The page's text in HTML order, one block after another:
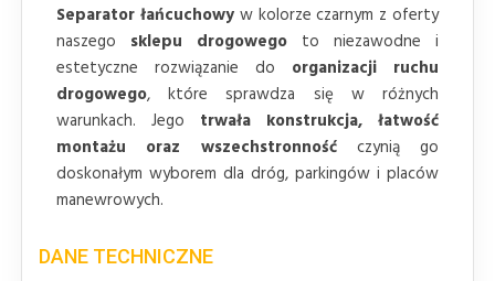
Separator łańcuchowyw kolorze czarnym z oferty
naszego sklepu drogowego to niezawodne i
estetyczne rozwiązanie do organizacji ruchu
drogowego, które sprawdza się w różnych
warunkach. Jego trwała konstrukcja, łatwość
montażu oraz wszechstronnośćczynią go
doskonałym wyborem dla dróg, parkingów i placów
manewrowych.
DANE TECHNICZNE